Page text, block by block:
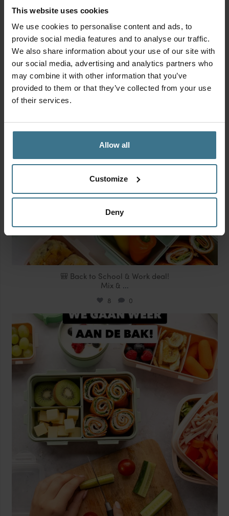
This website uses cookies
We use cookies to personalise content and ads, to
provide social media features and to analyse our traffic.
We also share information about your use of our site with
our social media, advertising and analytics partners who
may combine it with other information that you’ve
provided to them or that they’ve collected from your use
of their services.
Allow all
Customize
Deny
locklocknl
428 945
locklocknl
Aug 18
🎒 Back to School & Work deal!
Mix & ...
8 0
locklocknl
Aug 14